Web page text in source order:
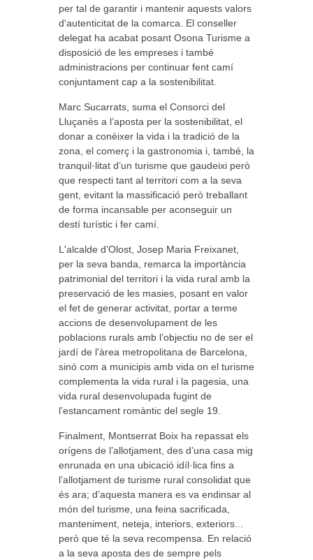
per tal de garantir i mantenir aquests valors
d'autenticitat de la comarca. El conseller
delegat ha acabat posant Osona Turisme a
disposició de les empreses i també
administracions per continuar fent camí
conjuntament cap a la sostenibilitat.
Marc Sucarrats, suma el Consorci del
Lluçanès a l’aposta per la sostenibilitat, el
donar a conèixer la vida i la tradició de la
zona, el comerç i la gastronomia i, també, la
tranquil·litat d’un turisme que gaudeixi però
que respecti tant al territori com a la seva
gent, evitant la massificació però treballant
de forma incansable per aconseguir un
destí turístic i fer camí.
L'alcalde d’Olost, Josep Maria Freixanet,
per la seva banda, remarca la importància
patrimonial del territori i la vida rural amb la
preservació de les masies, posant en valor
el fet de generar activitat, portar a terme
accions de desenvolupament de les
poblacions rurals amb l’objectiu no de ser el
jardí de l'àrea metropolitana de Barcelona,
sinó com a municipis amb vida on el turisme
complementa la vida rural i la pagesia, una
vida rural desenvolupada fugint de
l’estancament romàntic del segle 19.
Finalment, Montserrat Boix ha repassat els
orígens de l’allotjament, des d’una casa mig
enrunada en una ubicació idíl·lica fins a
l’allotjament de turisme rural consolidat que
és ara; d’aquesta manera es va endinsar al
món del turisme, una feina sacrificada,
manteniment, neteja, interiors, exteriors...
però que té la seva recompensa. En relació
a la seva aposta des de sempre pels